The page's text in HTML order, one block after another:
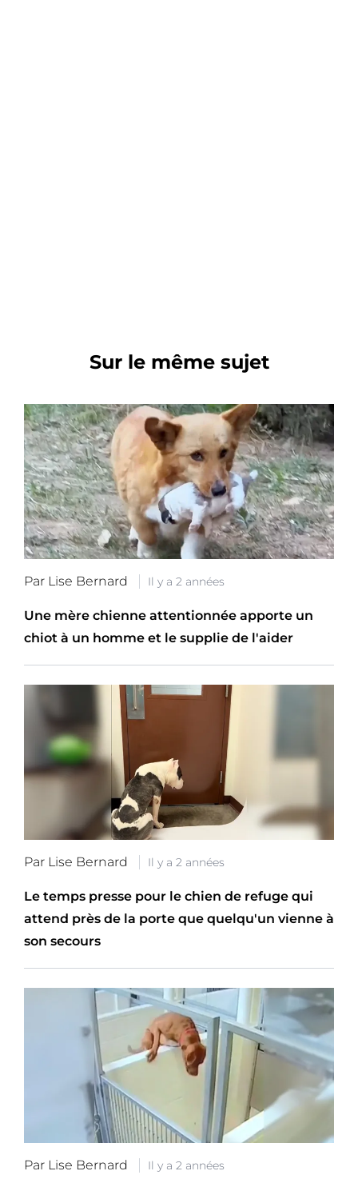
Sur le même sujet
Par Lise Bernard Il y a 2 années
Une mère chienne attentionnée apporte un
chiot à un homme et le supplie de l'aider
Par Lise Bernard Il y a 2 années
Le temps presse pour le chien de refuge qui
attend près de la porte que quelqu'un vienne à
son secours
Par Lise Bernard Il y a 2 années